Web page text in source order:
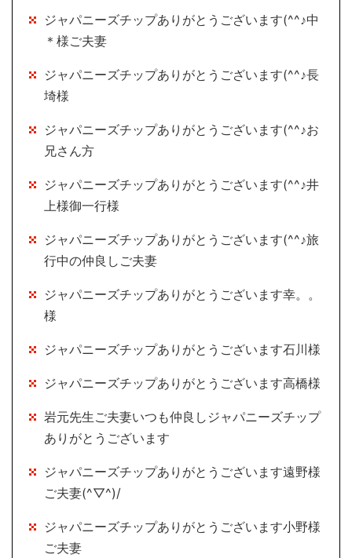
ジャパニーズチップありがとうございます(^^♪中
＊様ご夫妻
ジャパニーズチップありがとうございます(^^♪長
埼様
ジャパニーズチップありがとうございます(^^♪お
兄さん方
ジャパニーズチップありがとうございます(^^♪井
上様御一行様
ジャパニーズチップありがとうございます(^^♪旅
行中の仲良しご夫妻
ジャパニーズチップありがとうございます幸。。
様
ジャパニーズチップありがとうございます石川様
ジャパニーズチップありがとうございます高橋様
岩元先生ご夫妻いつも仲良しジャパニーズチップ
ありがとうございます
ジャパニーズチップありがとうございます遠野様
ご夫妻(^▽^)/
ジャパニーズチップありがとうございます小野様
ご夫妻